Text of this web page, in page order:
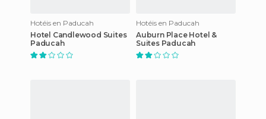
Hotéis en Paducah
Hotel Candlewood Suites
Paducah
Hotéis en Paducah
Auburn Place Hotel &
Suites Paducah